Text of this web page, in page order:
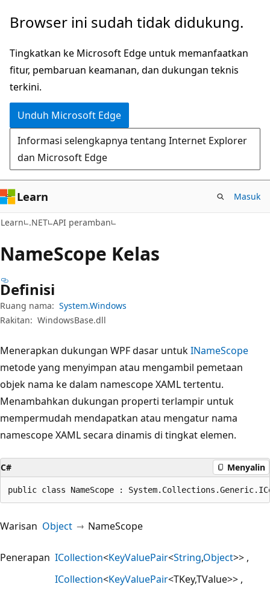
Lompati
konten
utama
Lewati
navigasi
dalam
halaman
Browser ini sudah tidak didukung.
Tingkatkan ke Microsoft Edge untuk memanfaatkan
fitur, pembaruan keamanan, dan dukungan teknis
terkini.
Unduh Microsoft Edge
Informasi selengkapnya tentang Internet Explorer
dan Microsoft Edge
Learn Masuk
Learn .NET API peramban
NameScope Kelas
Definisi
Ruang nama: System.Windows
Rakitan: WindowsBase.dll
Menerapkan dukungan WPF dasar untukINameScope
metode yang menyimpan atau mengambil pemetaan
objek nama ke dalam namescope XAML tertentu.
Menambahkan dukungan properti terlampir untuk
mempermudah mendapatkan atau mengatur nama
namescope XAML secara dinamis di tingkat elemen.
C# Menyalin
public class NameScope :
Warisan Object NameScope
Penerapan ICollection<KeyValuePair<String,Object>>
ICollection<KeyValuePair<TKey,TValue>>